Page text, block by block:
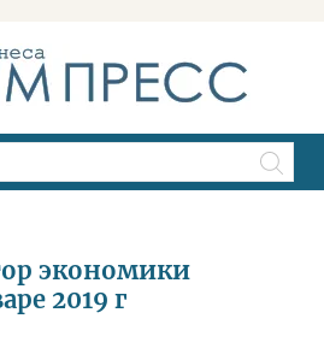
экономики
2019 г